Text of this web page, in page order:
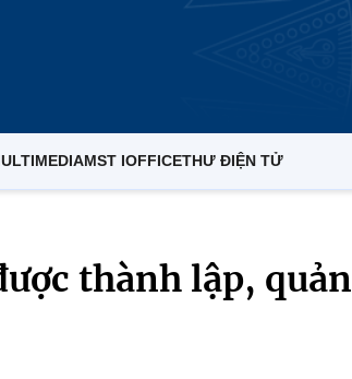
MST IOFFICETHƯ ĐIỆN TỬ
thành lập, quản